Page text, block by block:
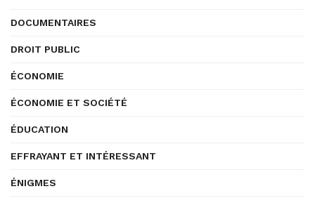
DOCUMENTAIRES
DROIT PUBLIC
ÉCONOMIE
ÉCONOMIE ET SOCIÉTÉ
ÉDUCATION
EFFRAYANT ET INTÉRESSANT
ÉNIGMES